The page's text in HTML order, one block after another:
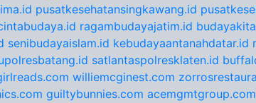
pusatkesehatansingkawang.id
ragambudayajatim.id
senibudayaislam.id kebudayaantanahdatar.id
satlantaspolresklaten.id
williemcginest.com
guiltybunnies.com acemgmtgroup.com